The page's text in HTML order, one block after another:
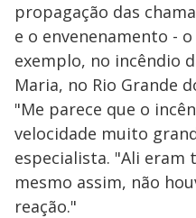
propagação das
e o envenenamento -
exemplo, no incêndio
Maria, no Rio Grande
"Me parece que o
velocidade muito
especialista. "Ali eram
mesmo assim, não
reação."